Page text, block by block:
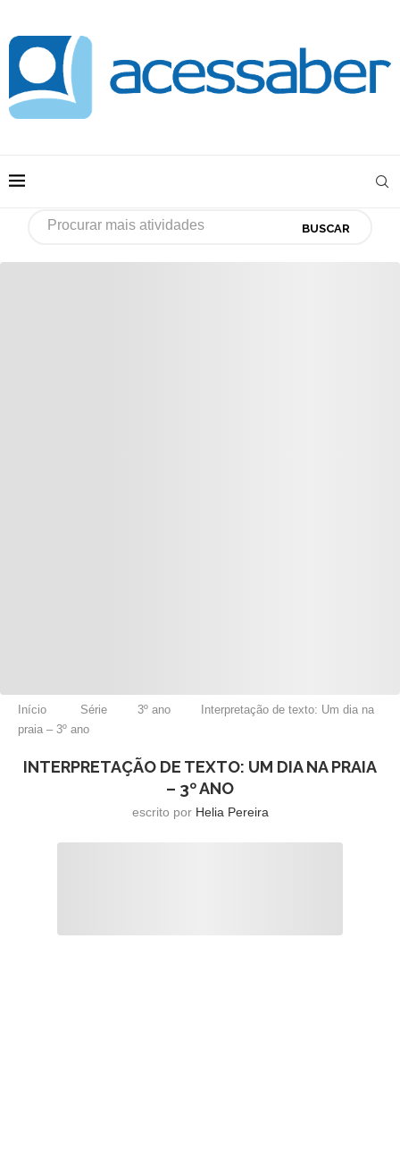
BUSCAR
Início Série 3º ano
Interpretação de texto: Um dia na
praia – 3º ano
INTERPRETAÇÃO DE TEXTO: UM DIA NA PRAIA
– 3º ANO
escrito por Helia Pereira